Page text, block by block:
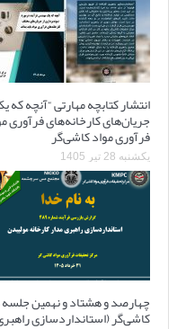
انتشار کتابچه مهارتی “آنچه
جریان‌های کارخانه‌های فرآوری
فرآوری مواد کاشی‌گر
یکشنبه 28 تیر 1405
چهارصد و هشتاد و نهمین
کاشی‌گر (استانداردسازی